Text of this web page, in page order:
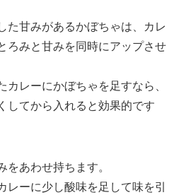
た甘みがあるかぼちゃは、カレ
ろみと甘みを同時にアップさせ
カレーにかぼちゃを足すなら、
してから入れると効果的です
をあわせ持ちます。
レーに少し酸味を足して味を引